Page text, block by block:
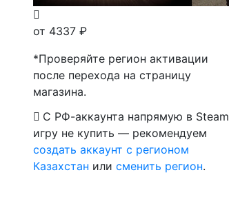
от 4337 ₽
*Проверяйте регион активации
после перехода на страницу
магазина.
С РФ-аккаунта напрямую в Steam
игру не купить — рекомендуем
создать аккаунт с регионом
Казахстан или сменить регион.